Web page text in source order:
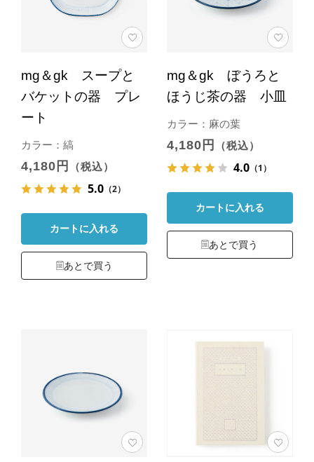
mg＆gk スープと
バケットの器 プレ
ート
カラー：縞
4,180円 （税込）
5.0（2）
カートに入れる
あとで買う
mg＆gk ぼうろと
ほうじ茶の器 小皿
カラー：麻の葉
4,180円 （税込）
4.0（1）
カートに入れる
あとで買う